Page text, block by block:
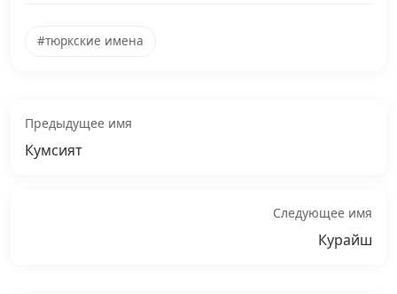
#тюркские имена
Предыдущее имя
Кумсият
Следующее имя
Курайш